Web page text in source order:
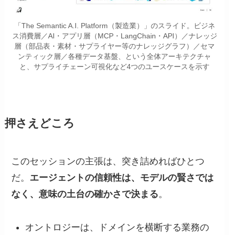
「The Semantic A.I. Platform（製造業）」のスライド。ビジネ
ス消費層／AI・アプリ層（MCP・LangChain・API）／ナレッジ
層（部品表・素材・サプライヤー等のナレッジグラフ）／セマ
ンティック層／各種データ基盤、という全体アーキテクチャ
と、サプライチェーン可視化など4つのユースケースを示す
押さえどころ
このセッションの主張は、突き詰めればひとつ
だ。 エージェントの信頼性は、モデルの賢さでは
なく、意味の土台の確かさで決まる。
オントロジーは、ドメインを横断する業務の